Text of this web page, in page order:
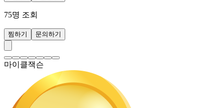
75명 조회
찜하기 문의하기
마이클잭슨